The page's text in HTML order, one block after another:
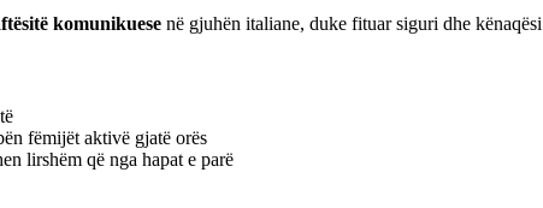
komunikuese në gjuhën italiane, duke fituar siguri dhe
fëmijët aktivë gjatë orës
lirshëm që nga hapat e parë